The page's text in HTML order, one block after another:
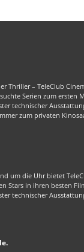
Thriller – TeleClub
Serien zum ersten
technischer
zum privaten
um die Uhr bietet
Stars in ihren besten
technischer